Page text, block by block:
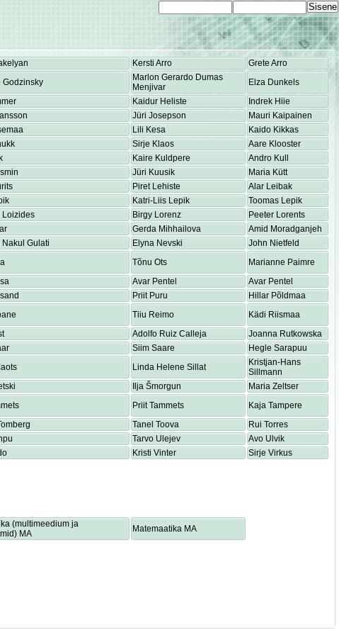
Kersti Arro
Grete Arro
Godzinsky
Marlon Gerardo Dumas
Menjivar
Elza Dunkels
Kaidur Heliste
Indrek Hiie
Jüri Josepson
Mauri Kaipainen
Lili Kesa
Kaido Kikkas
Sirje Klaos
Aare Klooster
Kaire Kuldpere
Andro Kull
Jüri Kuusik
Maria Kütt
Piret Lehiste
Alar Leibak
Katri-Liis Lepik
Toomas Lepik
Loizides Birgy Lorenz
Peeter Lorents
Gerda Mihhailova
Amid Moradganjeh
Gulati Elyna Nevski
John Nietfeld
Tõnu Ots
Marianne Paimre
Avar Pentel
Avar Pentel
Priit Puru
Hillar Põldmaa
Tiiu Reimo
Kädi Riismaa
Adolfo Ruiz Calleja
Joanna Rutkowska
Siim Saare
Hegle Sarapuu
Linda Helene Sillat
Kristjan-Hans
Sillmann
Ilja Šmorgun
Maria Zeltser
Priit Tammets
Kaja Tampere
Tanel Toova
Rui Torres
Tarvo Ulejev
Avo Ulvik
Kristi Vinter
Sirje Virkus
(multimeedium ja
MA
Matemaatika MA